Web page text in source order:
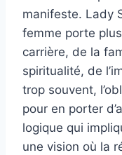
manifeste. Lady
femme porte
carrière, de la
spiritualité, de
trop souvent,
pour en porter
logique qui
une vision où la